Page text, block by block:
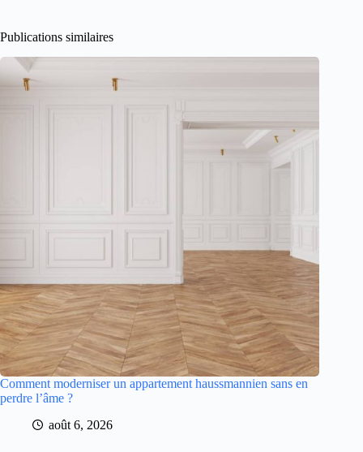
Publications similaires
Comment moderniser un appartement haussmannien sans en
perdre l’âme ?
août 6, 2026